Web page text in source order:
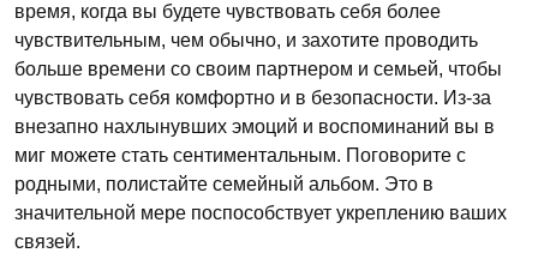
время, когда вы будете чувствовать себя более
чувствительным, чем обычно, и захотите проводить
больше времени со своим партнером и семьей, чтобы
чувствовать себя комфортно и в безопасности. Из-за
внезапно нахлынувших эмоций и воспоминаний вы в
миг можете стать сентиментальным. Поговорите с
родными, полистайте семейный альбом. Это в
значительной мере поспособствует укреплению ваших
связей.